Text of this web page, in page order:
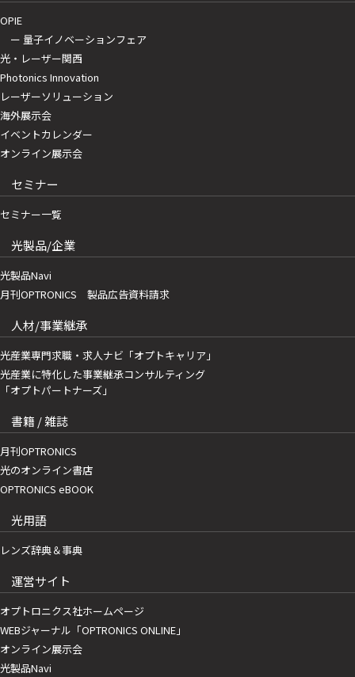
OPIE
ー 量子イノベーションフェア
光・レーザー関西
Photonics Innovation
レーザーソリューション
海外展示会
イベントカレンダー
オンライン展示会
セミナー
セミナー一覧
光製品/企業
光製品Navi
月刊OPTRONICS 製品広告資料請求
人材/事業継承
光産業専門求職・求人ナビ「オプトキャリア」
光産業に特化した事業継承コンサルティング
「オプトパートナーズ」
書籍 / 雑誌
月刊OPTRONICS
光のオンライン書店
OPTRONICS eBOOK
光用語
レンズ辞典＆事典
運営サイト
オプトロニクス社ホームページ
WEBジャーナル「OPTRONICS ONLINE」
オンライン展示会
光製品Navi